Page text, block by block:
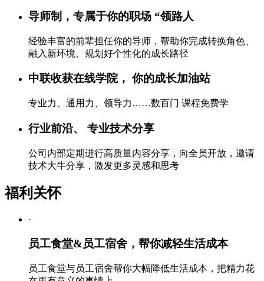
导师制，专属于你的职场 “领路人
经验丰富的前辈担任你的导师，帮助你完成转换角色、
融入新环境、规划好个性化的成长路径
中联收获在线学院， 你的成长加油站
专业力、通用力、领导力……数百门 课程免费学
行业前沿、 专业技术分享
公司内部定期进行高质量内容分享，向全员开放，邀请
技术大牛分享，激发更多灵感和思考
福利关怀
·
员工食堂&员工宿舍，帮你减轻生活成本
员工食堂与员工宿舍帮你大幅降低生活成本，把精力花